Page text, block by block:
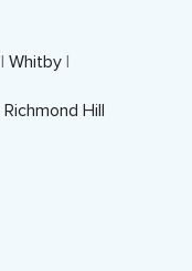
| Whitby |
Richmond Hill